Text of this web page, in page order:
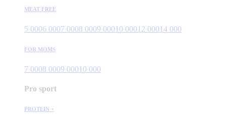
MEAT FREE
5 0006 0007 0008 0009 00010 00012 00014 000
FOR MOMS
7 0008 0009 00010 000
Pro sport
PROTEIN +